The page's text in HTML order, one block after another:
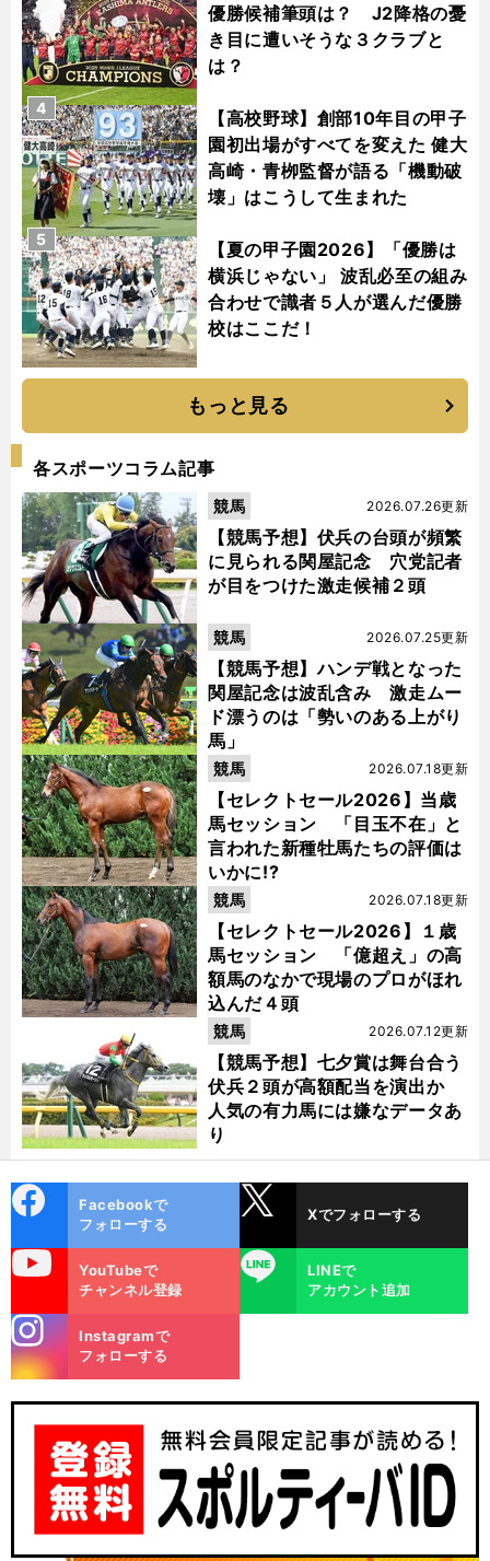
優勝候補筆頭は？ J2降格の憂
き目に遭いそうな３クラブと
は？
【高校野球】創部10年目の甲子
園初出場がすべてを変えた 健大
高崎・青栁監督が語る「機動破
壊」はこうして生まれた
4
【夏の甲子園2026】「優勝は
横浜じゃない」 波乱必至の組み
合わせで識者５人が選んだ優勝
校はここだ！
5
もっと見る
各スポーツコラム記事
【競馬予想】伏兵の台頭が頻繁
に見られる関屋記念 穴党記者
が目をつけた激走候補２頭
2026.07.26更新
競馬
【競馬予想】ハンデ戦となった
関屋記念は波乱含み 激走ムー
ド漂うのは「勢いのある上がり
馬」
2026.07.25更新
競馬
【セレクトセール2026】当歳
馬セッション 「目玉不在」と
言われた新種牡馬たちの評価は
いかに!?
2026.07.18更新
競馬
【セレクトセール2026】１歳
馬セッション 「億超え」の高
額馬のなかで現場のプロがほれ
込んだ４頭
2026.07.18更新
競馬
【競馬予想】七夕賞は舞台合う
伏兵２頭が高額配当を演出か
人気の有力馬には嫌なデータあ
り
2026.07.12更新
競馬
ok
Facebookで
フォローする
Xでフォローする
YouTubeで
チャンネル登録
LINE
LINEで
アカウント追加
m
Instagramで
フォローする